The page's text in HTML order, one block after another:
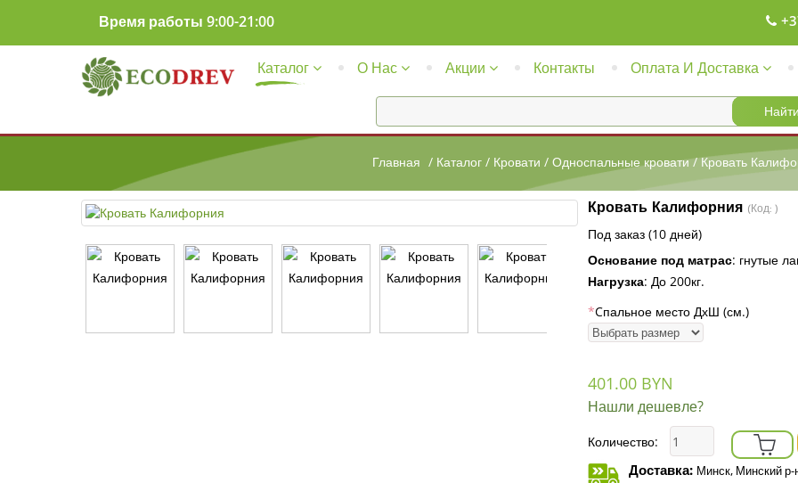
Время работы 9:00-21:00
Каталог О Нас Акции Контакты Оплата И Доставка
Главная / Каталог/ Кровати / Односпальные кровати/Кровать
Кровать Калифорния (Код:)
Под заказ (10 дней)
Основание под матрас: гнутые
Нагрузка:До 200кг.
*Cпальное место ДхШ (см.)
401.00 BYN
Нашли дешевле?
Количество:
Доставка: Минск, Минский